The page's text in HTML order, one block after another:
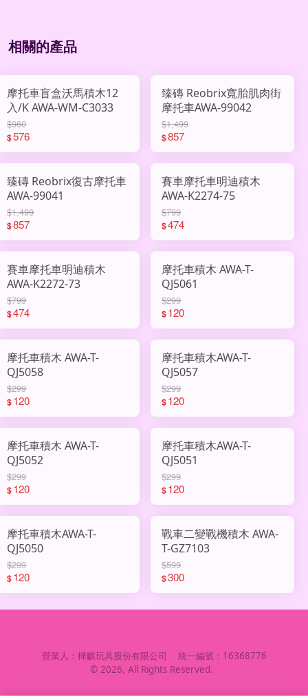
相關的產品
摩托車盲盒沃馬積木12
入/K AWA-WM-C3033
$960
$576
臻磚 Reobrix寬胎肌肉街
摩托車AWA-99042
$1,499
$857
臻磚 Reobrix復古摩托車
AWA-99041
$1,499
$857
賽車摩托車明迪積木
AWA-K2274-75
$799
$474
賽車摩托車明迪積木
AWA-K2272-73
$799
$474
摩托車積木 AWA-T-
QJ5061
$299
$120
摩托車積木 AWA-T-
QJ5058
$299
$120
摩托車積木AWA-T-
QJ5057
$299
$120
摩托車積木 AWA-T-
QJ5052
$299
$120
摩托車積木AWA-T-
QJ5051
$299
$120
摩托車積木AWA-T-
QJ5050
$299
$120
戰車二變戰機積木 AWA-
T-GZ7103
$599
$300
營業人： 樺麒玩具股份有限公司 統一編號： 16368776
© 2026, All Rights Reserved.